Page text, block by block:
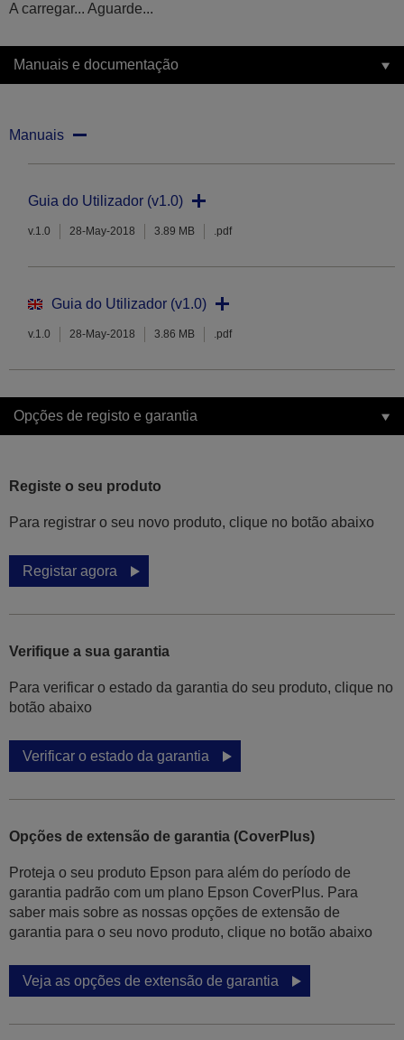
A carregar... Aguarde...
Manuais e documentação
Manuais
Guia do Utilizador (v1.0)
v.1.0 28-May-2018 3.89 MB .pdf
Guia do Utilizador (v1.0)
v.1.0 28-May-2018 3.86 MB .pdf
Opções de registo e garantia
Registe o seu produto
Para registrar o seu novo produto, clique no botão abaixo
Registar agora
Verifique a sua garantia
Para verificar o estado da garantia do seu produto, clique no
botão abaixo
Verificar o estado da garantia
Opções de extensão de garantia (CoverPlus)
Proteja o seu produto Epson para além do período de
garantia padrão com um plano Epson CoverPlus. Para
saber mais sobre as nossas opções de extensão de
garantia para o seu novo produto, clique no botão abaixo
Veja as opções de extensão de garantia